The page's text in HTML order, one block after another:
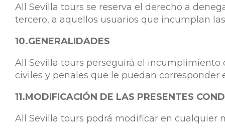
All Sevilla tours se reserva el derecho a
tercero, a aquellos usuarios que incumplan
10.GENERALIDADES
All Sevilla tours perseguirá el
civiles y penales que le puedan corresponder
11.MODIFICACIÓN DE LAS PRESENTES
All Sevilla tours podrá modificar en cualquier